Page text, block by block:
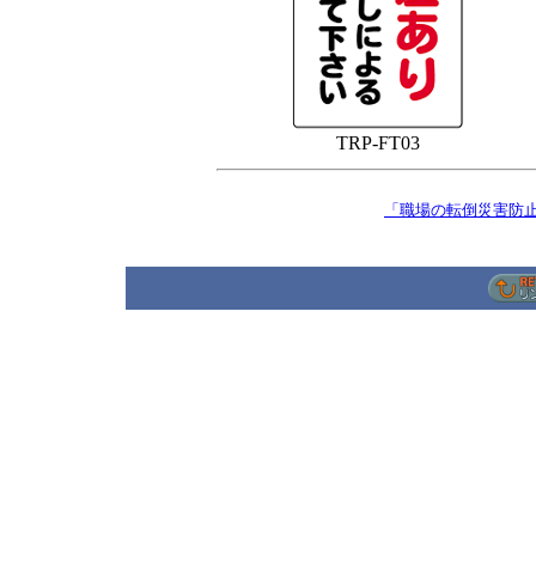
TRP-FT03
「職場の転倒災害防